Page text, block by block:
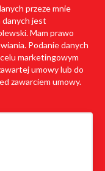
przeze mnie
jest
Mam prawo
Podanie danych
marketingowym
umowy lub do
zawarciem umowy.